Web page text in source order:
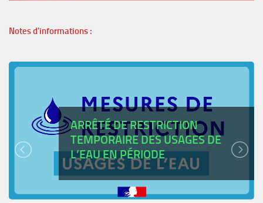
Notes d'informations :
ARRÊTÉ DE RESTRICTION
TEMPORAIRE DES USAGES DE
L’EAU EN PÉRIODE